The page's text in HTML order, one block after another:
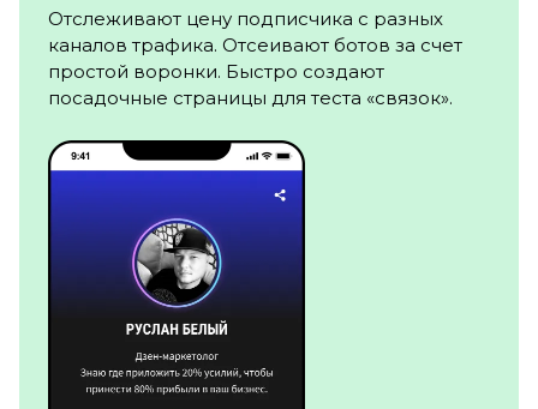
Отслеживают цену подписчика с разных
каналов трафика. Отсеивают ботов за счет
простой воронки. Быстро создают
посадочные страницы для теста «связок».